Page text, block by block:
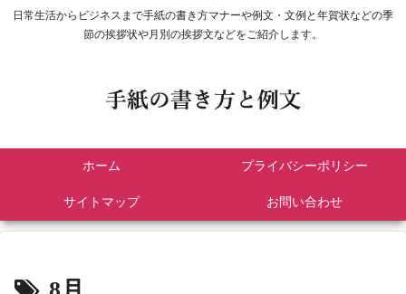
日常生活からビジネスまで手紙の書き方マナーや例文・文例と年賀状などの季
節の挨拶状や月別の挨拶文などをご紹介します。
ホーム プライバシーポリシー
サイトマップ お問い合わせ